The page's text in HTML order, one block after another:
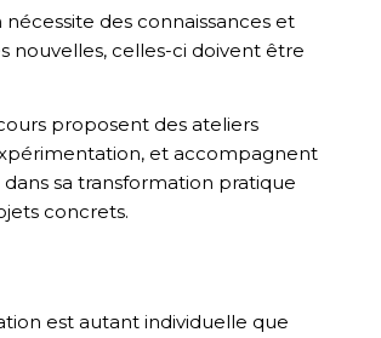
nécessite des connaissances et
nouvelles, celles-ci doivent être
proposent des ateliers
et accompagnent
dans sa transformation pratique
concrets.
est autant individuelle que